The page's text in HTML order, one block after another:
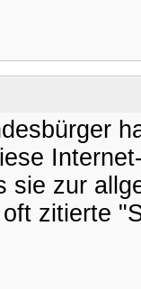
sie zur
zitierte